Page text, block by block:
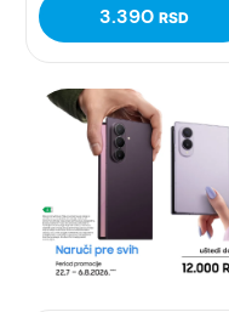
3.390 RSD